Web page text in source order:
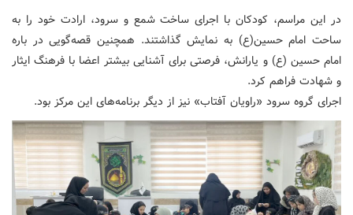
در این مراسم، کودکان با اجرای ساخت شمع و سرود، ارادت خود را به
ساحت امام حسین(ع) به نمایش گذاشتند. همچنین قصه‌گویی در باره
امام حسین (ع) و یارانش، فرصتی برای آشنایی بیشتر اعضا با فرهنگ ایثار
و شهادت فراهم کرد.
اجرای گروه سرود «راویان آفتاب» نیز از دیگر برنامه‌های این مرکز بود.